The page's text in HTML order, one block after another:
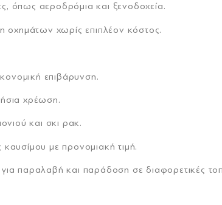
όπως αεροδρόμια και ξενοδοχεία.
οχημάτων χωρίς επιπλέον κόστος.
επιβάρυνση.
χρέωση.
και σκι ρακ.
με προνομιακή τιμή.
για παραλαβή και παράδοση σε διαφορετικές